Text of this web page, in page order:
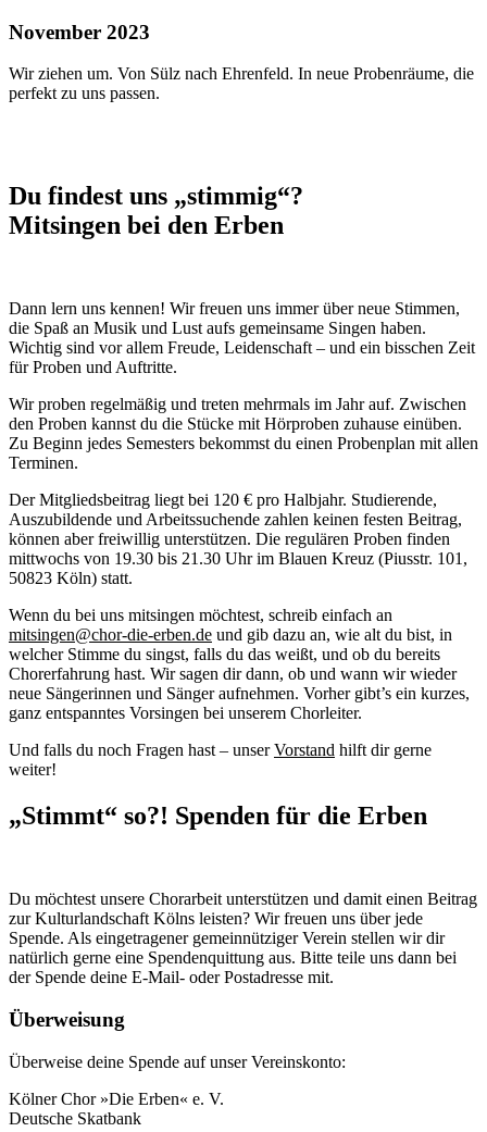
November 2023
Wir ziehen um. Von Sülz nach Ehrenfeld. In neue Probenräume, die
perfekt zu uns passen.
Du findest uns „stimmig“?
Mitsingen bei den Erben
Dann lern uns kennen! Wir freuen uns immer über neue Stimmen,
die Spaß an Musik und Lust aufs gemeinsame Singen haben.
Wichtig sind vor allem Freude, Leidenschaft – und ein bisschen Zeit
für Proben und Auftritte.
Wir proben regelmäßig und treten mehrmals im Jahr auf. Zwischen
den Proben kannst du die Stücke mit Hörproben zuhause einüben.
Zu Beginn jedes Semesters bekommst du einen Probenplan mit allen
Terminen.
Der Mitgliedsbeitrag liegt bei 120 € pro Halbjahr. Studierende,
Auszubildende und Arbeitssuchende zahlen keinen festen Beitrag,
können aber freiwillig unterstützen. Die regulären Proben finden
mittwochs von 19.30 bis 21.30 Uhr im Blauen Kreuz (Piusstr. 101,
50823 Köln) statt.
Wenn du bei uns mitsingen möchtest, schreib einfach an
mitsingen@chor-die-erben.de und gib dazu an, wie alt du bist, in
welcher Stimme du singst, falls du das weißt, und ob du bereits
Chorerfahrung hast. Wir sagen dir dann, ob und wann wir wieder
neue Sängerinnen und Sänger aufnehmen. Vorher gibt’s ein kurzes,
ganz entspanntes Vorsingen bei unserem Chorleiter.
Und falls du noch Fragen hast – unserVorstand hilft dir gerne
weiter!
„Stimmt“ so?! Spenden für die Erben
Du möchtest unsere Chorarbeit unterstützen und damit einen Beitrag
zur Kulturlandschaft Kölns leisten? Wir freuen uns über jede
Spende. Als eingetragener gemeinnütziger Verein stellen wir dir
natürlich gerne eine Spendenquittung aus. Bitte teile uns dann bei
der Spende deine E-Mail- oder Postadresse mit.
Überweisung
Überweise deine Spende auf unser Vereinskonto:
Kölner Chor »Die Erben« e. V.
Deutsche Skatbank